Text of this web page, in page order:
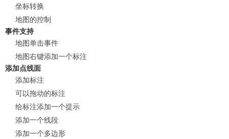
坐标转换
地图的控制
事件支持
地图单击事件
地图右键添加一个标注
添加点线面
添加标注
可以拖动的标注
给标注添加一个提示
添加一个线段
添加一个多边形